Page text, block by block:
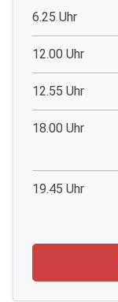
6.25 Uhr
12.00 Uhr
12.55 Uhr
18.00 Uhr
19.45 Uhr